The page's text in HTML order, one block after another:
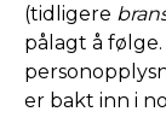
(tidligere
pålagt å
er bakt inn i